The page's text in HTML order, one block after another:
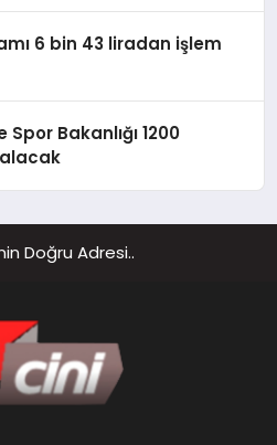
6 bin 43 liradan işlem
Spor Bakanlığı 1200
Doğru Adresi..